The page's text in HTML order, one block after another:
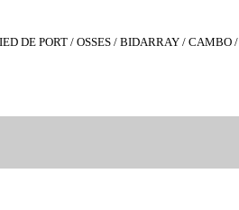
DE PORT / OSSES / BIDARRAY / CAMBO /